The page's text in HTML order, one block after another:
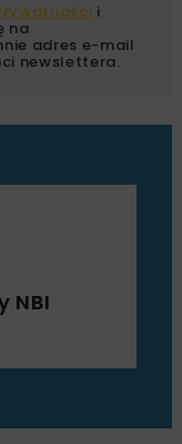
i
na
adres e-mail
newslettera.
NBI